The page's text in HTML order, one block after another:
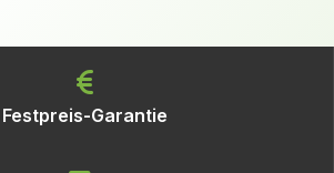
Festpreis-Garantie